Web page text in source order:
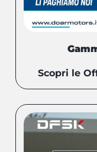
Scopri le